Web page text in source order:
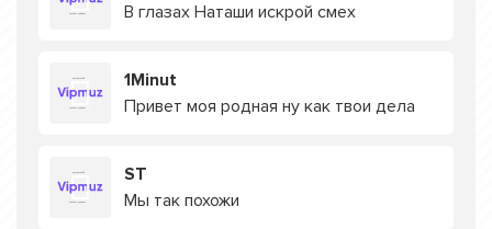
В глазах Наташи искрой смех
1Minut
Привет моя родная ну как твои дела
ST
Мы так похожи